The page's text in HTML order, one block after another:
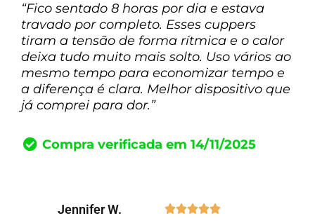
“Fico sentado 8 horas por dia e estava
travado por completo. Esses cuppers
tiram a tensão de forma rítmica e o calor
deixa tudo muito mais solto. Uso vários ao
mesmo tempo para economizar tempo e
a diferença é clara. Melhor dispositivo que
já comprei para dor.”
Compra verificada em 14/11/2025
Jennifer W. 